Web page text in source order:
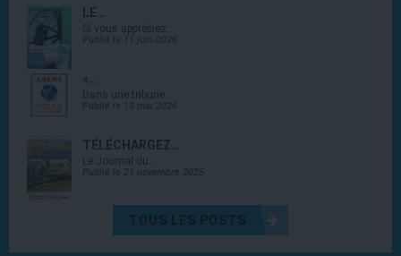
LE…
Si vous appréciez…
Publié le 11 juin 2026
«…
Dans une tribune…
Publié le 15 mai 2026
TÉLÉCHARGEZ…
Le Journal du…
Publié le 21 novembre 2025
TOUS LES POSTS